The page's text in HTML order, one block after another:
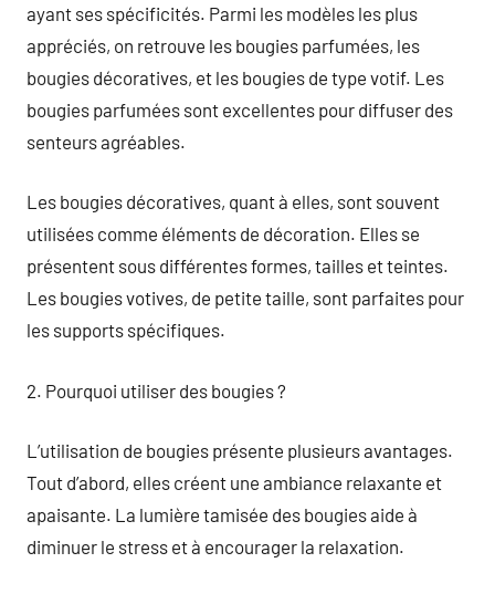
ayant ses spécificités. Parmi les modèles les plus
appréciés, on retrouve les bougies parfumées, les
bougies décoratives, et les bougies de type votif. Les
bougies parfumées sont excellentes pour diffuser des
senteurs agréables.
Les bougies décoratives, quant à elles, sont souvent
utilisées comme éléments de décoration. Elles se
présentent sous différentes formes, tailles et teintes.
Les bougies votives, de petite taille, sont parfaites pour
les supports spécifiques.
2. Pourquoi utiliser des bougies ?
L’utilisation de bougies présente plusieurs avantages.
Tout d’abord, elles créent une ambiance relaxante et
apaisante. La lumière tamisée des bougies aide à
diminuer le stress et à encourager la relaxation.